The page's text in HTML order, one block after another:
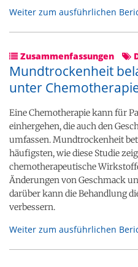
Weiter zum ausführlichen
Zusammenfassungen
Mundtrockenheit
unter
Eine Chemotherapie kann für
einhergehen, die auch den
umfassen. Mundtrockenheit
häufigsten, wie diese Studie
chemotherapeutische
Änderungen von Geschmack
darüber kann die Behandlung
verbessern.
Weiter zum ausführlichen